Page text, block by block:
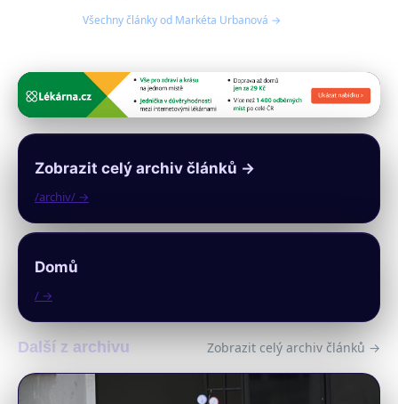
Všechny články od Markéta Urbanová →
Zobrazit celý archiv článků →
/archiv/ →
Domů
/ →
Další z archivu Zobrazit celý archiv článků →